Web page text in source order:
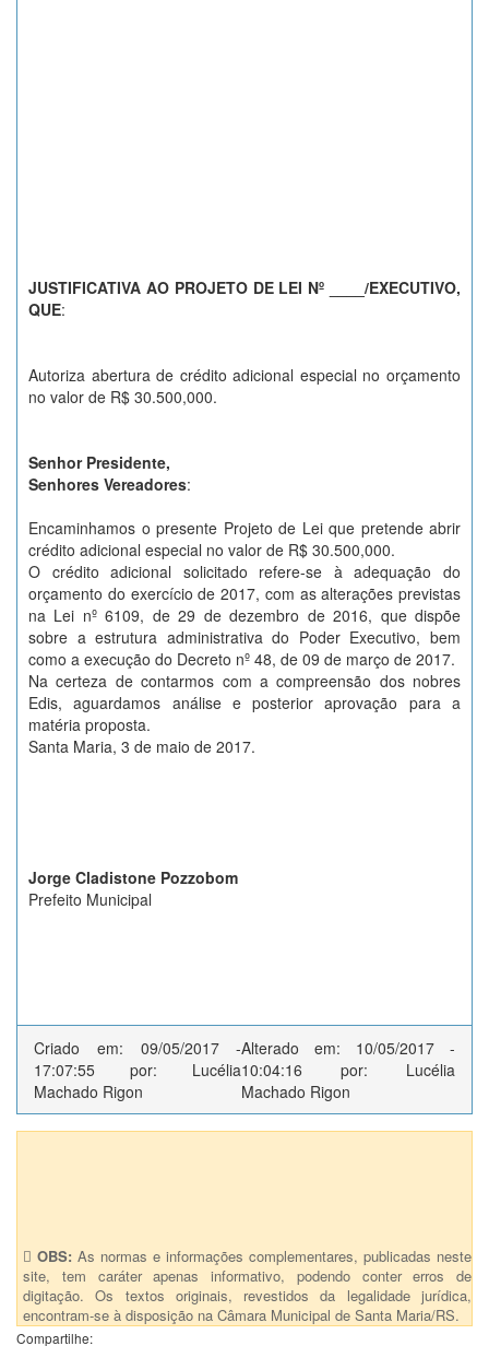
JUSTIFICATIVA AO PROJETO DE LEI Nº ____/EXECUTIVO,
QUE:
Autoriza abertura de crédito adicional especial no orçamento
no valor de R$ 30.500,000.
Senhor Presidente,
Senhores Vereadores:
Encaminhamos o presente Projeto de Lei que pretende abrir
crédito adicional especial no valor de R$ 30.500,000.
O crédito adicional solicitado refere-se à adequação do
orçamento do exercício de 2017, com as alterações previstas
na Lei nº 6109, de 29 de dezembro de 2016, que dispõe
sobre a estrutura administrativa do Poder Executivo, bem
como a execução do Decreto nº 48, de 09 de março de 2017.
Na certeza de contarmos com a compreensão dos nobres
Edis, aguardamos análise e posterior aprovação para a
matéria proposta.
Santa Maria, 3 de maio de 2017.
Jorge Cladistone Pozzobom
Prefeito Municipal
Criado em: 09/05/2017 -
17:07:55 por: Lucélia
Machado Rigon
Alterado em: 10/05/2017 -
10:04:16 por: Lucélia
Machado Rigon
OBS: As normas e informações complementares, publicadas neste
site, tem caráter apenas informativo, podendo conter erros de
digitação. Os textos originais, revestidos da legalidade jurídica,
encontram-se à disposição na Câmara Municipal de Santa Maria/RS.
Compartilhe: